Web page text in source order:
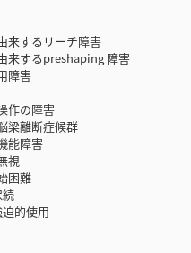
来するリーチ障害
来するpreshaping 障害
障害
作の障害
梁離断症候群
能障害
視
困難
的使用